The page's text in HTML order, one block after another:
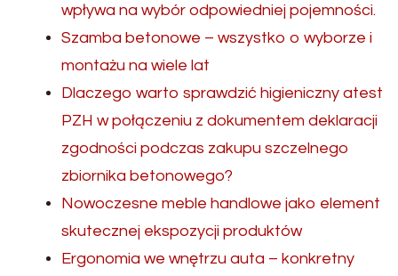
wpływa na wybór odpowiedniej pojemności.
Szamba betonowe – wszystko o wyborze i
montażu na wiele lat
Dlaczego warto sprawdzić higieniczny atest
PZH w połączeniu z dokumentem deklaracji
zgodności podczas zakupu szczelnego
zbiornika betonowego?
Nowoczesne meble handlowe jako element
skutecznej ekspozycji produktów
Ergonomia we wnętrzu auta – konkretny